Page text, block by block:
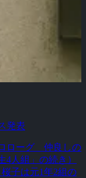
発表
ロローグ 仲良しの
4人組」の続き）
桜子は元1年2組の